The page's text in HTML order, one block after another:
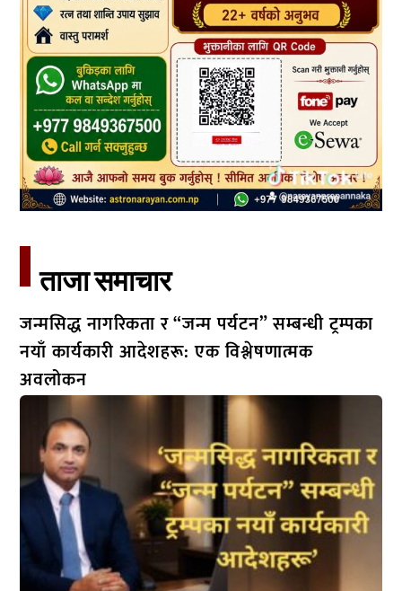
ताजा समाचार​
जन्मसिद्ध नागरिकता र “जन्म पर्यटन” सम्बन्धी ट्रम्पका
नयाँ कार्यकारी आदेशहरू: एक विश्लेषणात्मक
अवलोकन